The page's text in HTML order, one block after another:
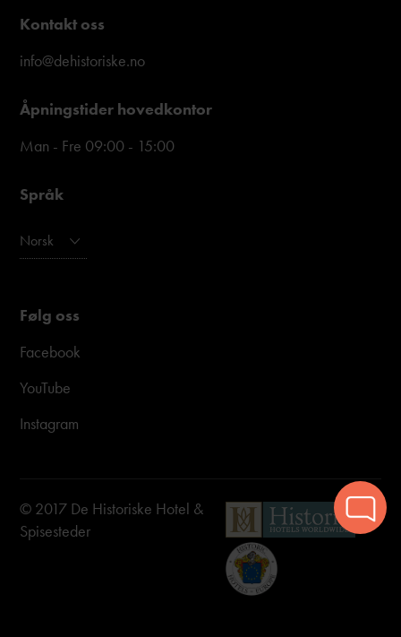
Kontakt oss
info@dehistoriske.no
Åpningstider hovedkontor
Man - Fre 09:00 - 15:00
Språk
Norsk
Følg oss
Facebook
YouTube
Instagram
© 2017 De Historiske Hotel &
Spisesteder